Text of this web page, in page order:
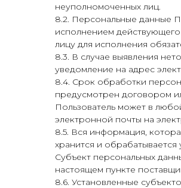
неуполномоченных лиц.
8.2. Персональные данные
исполнением действующего
лицу для исполнения
8.3. В случае выявления
уведомление на адрес
8.4. Срок обработки
предусмотрен договором
Пользователь может в
электронной почты на
8.5. Вся информация,
хранится и
Субъект персональных
настоящем пункте
8.6. Установленные